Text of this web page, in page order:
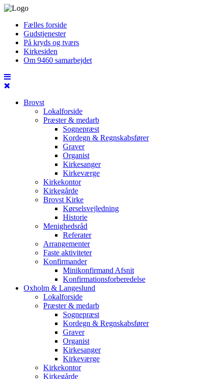
Fælles forside
Gudstjenester
På kryds og tværs
Kirkesiden
Om 9460 samarbejdet
Brovst
Lokalforside
Præster & medarb
Sognepræst
Kordegn & Regnskabsfører
Graver
Organist
Kirkesanger
Kirkeværge
Kirkekontor
Kirkegårde
Brovst Kirke
Kørselsvejledning
Historie
Menighedsråd
Referater
Arrangementer
Faste aktiviteter
Konfirmander
Minikonfirmand Afsnit
Konfirmationsforberedelse
Oxholm & Langeslund
Lokalforside
Præster & medarb
Sognepræst
Kordegn & Regnskabsfører
Graver
Organist
Kirkesanger
Kirkeværge
Kirkekontor
Kirkegårde